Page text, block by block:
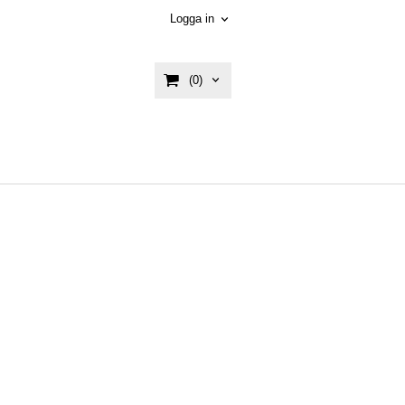
Logga in
(0)